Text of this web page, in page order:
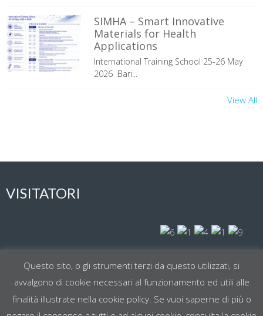
SIMHA – Smart Innovative
Materials for Health
Applications
International Training School 25-26 May
2026 Bari...
View All
VISITATORI
Visit Today : 154
Total Visit : 61419
Questo sito, o gli strumenti terzi da questo utilizzati, si
avvalgono di cookie necessari al funzionamento ed utili alle
finalità illustrate nella cookie policy. Se vuoi saperne di più o